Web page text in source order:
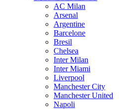
AC Milan
Arsenal
Argentine
Barcelone
Bresil
Chelsea
Inter Milan
Inter Miami
Liverpool
Manchester City
Manchester United
Napoli